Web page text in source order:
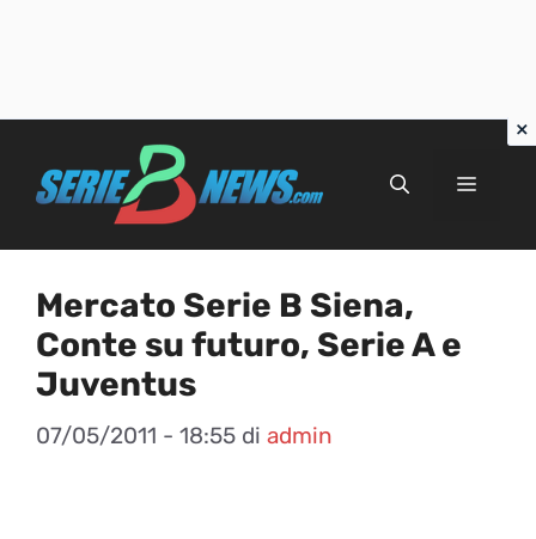
Menu
Mercato Serie B Siena,
Conte su futuro, Serie A e
Juventus
07/05/2011 - 18:55 di admin